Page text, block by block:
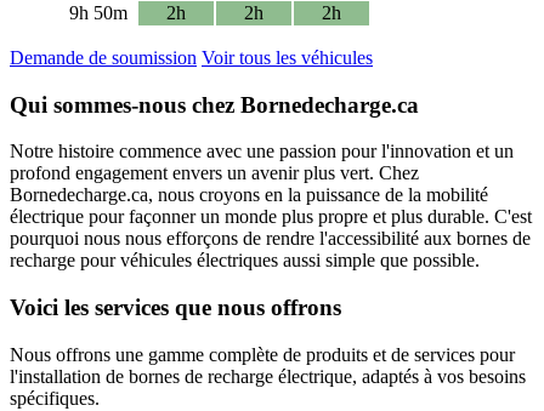
9h 50m
2h 2h 2h
Demande de soumission Voir tous les véhicules
Qui sommes-nous chez Bornedecharge.ca
Notre histoire commence avec une passion pour l'innovation et un
profond engagement envers un avenir plus vert. Chez
Bornedecharge.ca, nous croyons en la puissance de la mobilité
électrique pour façonner un monde plus propre et plus durable. C'est
pourquoi nous nous efforçons de rendre l'accessibilité aux bornes de
recharge pour véhicules électriques aussi simple que possible.
Voici les services que nous offrons
Nous offrons une gamme complète de produits et de services pour
l'installation de bornes de recharge électrique, adaptés à vos besoins
spécifiques.